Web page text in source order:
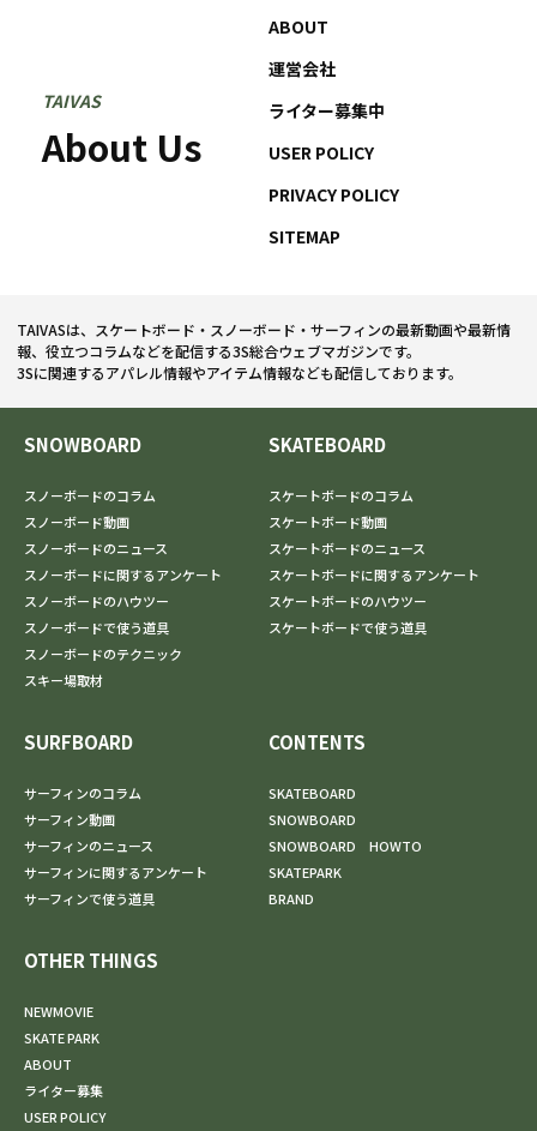
TAIVAS
About Us
ABOUT
運営会社
ライター募集中
USER POLICY
PRIVACY POLICY
SITEMAP
TAIVASは、スケートボード・スノーボード・サーフィンの最新動画や最新情
報、役立つコラムなどを配信する3S総合ウェブマガジンです。
3Sに関連するアパレル情報やアイテム情報なども配信しております。
SNOWBOARD
スノーボードのコラム
スノーボード動画
スノーボードのニュース
スノーボードに関するアンケート
スノーボードのハウツー
スノーボードで使う道具
スノーボードのテクニック
スキー場取材
SKATEBOARD
スケートボードのコラム
スケートボード動画
スケートボードのニュース
スケートボードに関するアンケート
スケートボードのハウツー
スケートボードで使う道具
SURFBOARD
サーフィンのコラム
サーフィン動画
サーフィンのニュース
サーフィンに関するアンケート
サーフィンで使う道具
CONTENTS
SKATEBOARD
SNOWBOARD
SNOWBOARD HOWTO
SKATEPARK
BRAND
OTHER THINGS
NEWMOVIE
SKATE PARK
ABOUT
ライター募集
USER POLICY